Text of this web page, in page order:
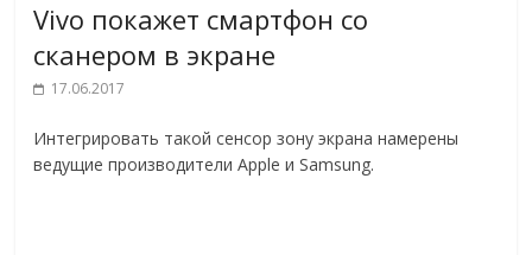
Vivo покажет смартфон со
сканером в экране
17.06.2017
Интегрировать такой сенсор зону экрана намерены
ведущие производители Apple и Samsung.